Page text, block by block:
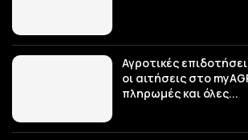
Αγροτικές
οι αιτήσεις στο
πληρωμές και όλες...